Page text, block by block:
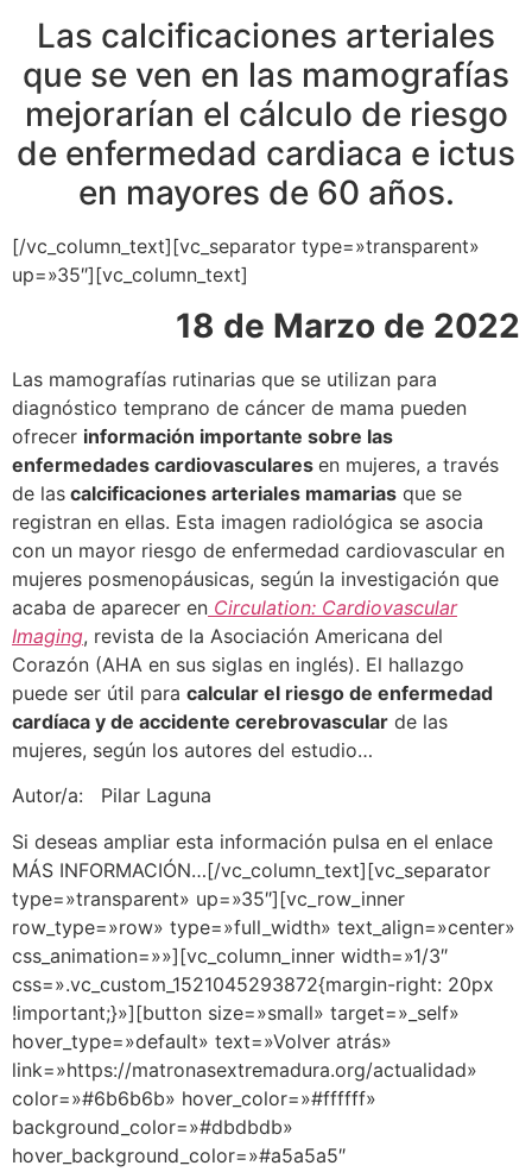
Las calcificaciones arteriales
que se ven en las mamografías
mejorarían el cálculo de riesgo
de enfermedad cardiaca e ictus
en mayores de 60 años.
[/vc_column_text][vc_separator type=»transparent»
up=»35″][vc_column_text]
18 de Marzo de 2022
Las mamografías rutinarias que se utilizan para
diagnóstico temprano de cáncer de mama pueden
ofrecer información importante sobre las
enfermedades cardiovasculares en mujeres, a través
de las calcificaciones arteriales mamarias que se
registran en ellas. Esta imagen radiológica se asocia
con un mayor riesgo de enfermedad cardiovascular en
mujeres posmenopáusicas, según la investigación que
acaba de aparecer en Circulation: Cardiovascular
Imaging, revista de la Asociación Americana del
Corazón (AHA en sus siglas en inglés). El hallazgo
puede ser útil para calcular el riesgo de enfermedad
cardíaca y de accidente cerebrovascular de las
mujeres, según los autores del estudio…
Autor/a: Pilar Laguna
Si deseas ampliar esta información pulsa en el enlace
MÁS INFORMACIÓN…[/vc_column_text][vc_separator
type=»transparent» up=»35″][vc_row_inner
row_type=»row» type=»full_width» text_align=»center»
css_animation=»»][vc_column_inner width=»1/3″
css=».vc_custom_1521045293872{margin-right: 20px
!important;}»][button size=»small» target=»_self»
hover_type=»default» text=»Volver atrás»
link=»https://matronasextremadura.org/actualidad»
color=»#6b6b6b» hover_color=»#ffffff»
background_color=»#dbdbdb»
hover_background_color=»#a5a5a5″